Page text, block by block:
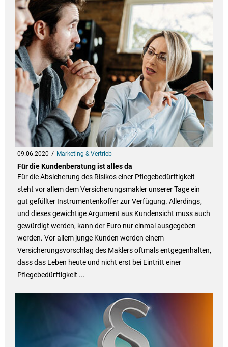
09.06.2020 Marketing & Vertrieb
Für die Kundenberatung ist alles da
Für die Absicherung des Risikos einer Pflegebedürftigkeit
steht vor allem dem Versicherungsmakler unserer Tage ein
gut gefüllter Instrumentenkoffer zur Verfügung. Allerdings,
und dieses gewichtige Argument aus Kundensicht muss auch
gewürdigt werden, kann der Euro nur einmal ausgegeben
werden. Vor allem junge Kunden werden einem
Versicherungsvorschlag des Maklers oftmals entgegenhalten,
dass das Leben heute und nicht erst bei Eintritt einer
Pflegebedürftigkeit ...